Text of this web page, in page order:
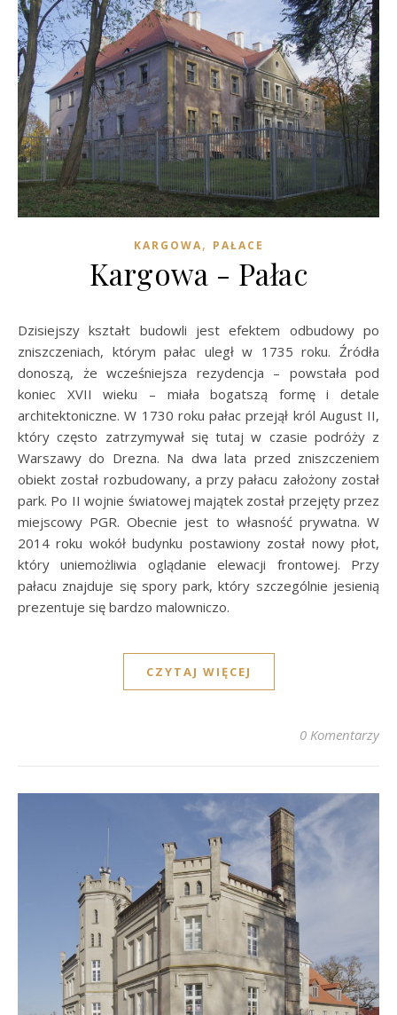
KARGOWA, PAŁACE
Kargowa - Pałac
Dzisiejszy kształt budowli jest efektem odbudowy po
zniszczeniach, którym pałac uległ w 1735 roku. Źródła
donoszą, że wcześniejsza rezydencja – powstała pod
koniec XVII wieku – miała bogatszą formę i detale
architektoniczne. W 1730 roku pałac przejął król August II,
który często zatrzymywał się tutaj w czasie podróży z
Warszawy do Drezna. Na dwa lata przed zniszczeniem
obiekt został rozbudowany, a przy pałacu założony został
park. Po II wojnie światowej majątek został przejęty przez
miejscowy PGR. Obecnie jest to własność prywatna. W
2014 roku wokół budynku postawiony został nowy płot,
który uniemożliwia oglądanie elewacji frontowej. Przy
pałacu znajduje się spory park, który szczególnie jesienią
prezentuje się bardzo malowniczo.
CZYTAJ WIĘCEJ
0 Komentarzy